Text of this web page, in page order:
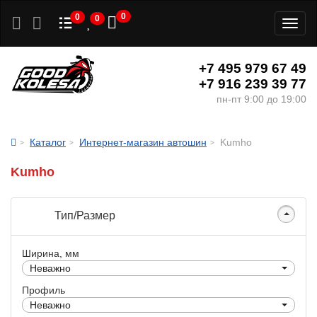
0 0 0
+7 495 979 67 49
+7 916 239 39 77
пн-пт 9:00 до 19:00
Каталог Интернет-магазин автошин Kumho
Kumho
Тип/Размер
Ширина, мм
Неважно
Профиль
Неважно